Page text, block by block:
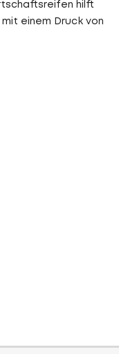
hilft
einem Druck von